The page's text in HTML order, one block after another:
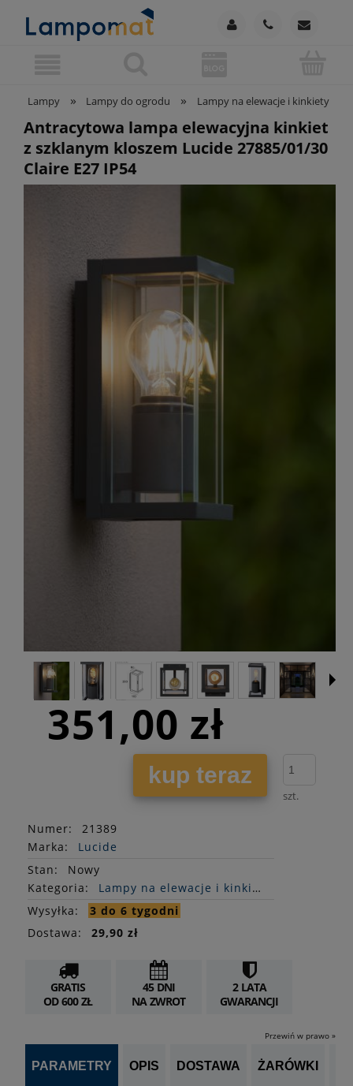
Lampy » Lampy do ogrodu » Lampy na elewacje i kinkiety
Antracytowa lampa elewacyjna kinkiet
z szklanym kloszem Lucide 27885/01/30
Claire E27 IP54
351,00 zł
kup teraz
szt.
Numer:
21389
Marka:
Lucide
Stan:
Nowy
Kategoria:
Lampy na elewacje i kinkiety
Wysyłka:
3 do 6 tygodni
Dostawa:
29,90 zł
GRATIS
OD 600 ZŁ
45 DNI
NA ZWROT
2 LATA
GWARANCJI
Przewiń w prawo »
PARAMETRY OPIS DOSTAWA ŻARÓWKI